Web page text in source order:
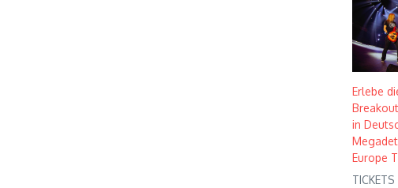
Erlebe
in
Europe
TICKETS